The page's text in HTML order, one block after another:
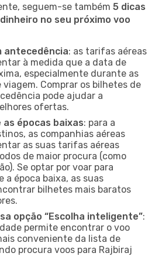
seguem-se também 5 dicas
no seu próximo voo
antecedência: as tarifas aéreas
à medida que a data de
especialmente durante as
viagem. Comprar os bilhetes de
pode ajudar a
ofertas.
as épocas baixas: para a
as companhias aéreas
as suas tarifas aéreas
de maior procura (como
Se optar por voar para
a época baixa, as suas
bilhetes mais baratos
opção “Escolha inteligente”:
permite encontrar o voo
conveniente da lista de
procura voos para Rajbiraj